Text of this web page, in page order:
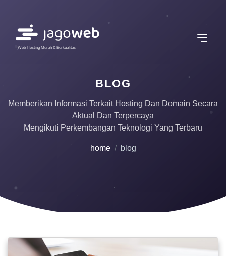
Web Hosting Murah & Berkualitas
BLOG
Memberikan Informasi Terkait Hosting Dan Domain Secara
Aktual Dan Terpercaya
Mengikuti Perkembangan Teknologi Yang Terbaru
home blog